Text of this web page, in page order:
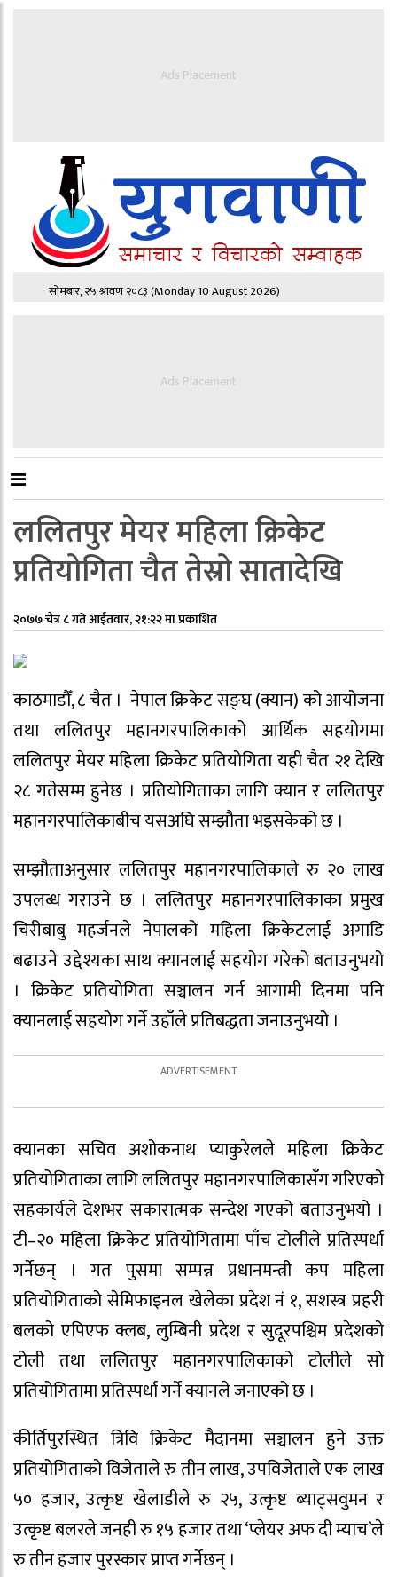
Ads Placement
सोमबार, २५ श्रावण २०८३(Monday 10 August 2026)
Ads Placement
ललितपुर मेयर महिला क्रिकेट
प्रतियोगिता चैत तेस्रो सातादेखि
२०७७ चैत्र ८ गते आईतवार, २१:२२ मा प्रकाशित
काठमाडौँ, ८ चैत । नेपाल क्रिकेट सङ्घ (क्यान) को आयोजना
तथा ललितपुर महानगरपालिकाको आर्थिक सहयोगमा
ललितपुर मेयर महिला क्रिकेट प्रतियोगिता यही चैत २१ देखि
२८ गतेसम्म हुनेछ । प्रतियोगिताका लागि क्यान र ललितपुर
महानगरपालिकाबीच यसअघि सम्झौता भइसकेको छ ।
सम्झौताअनुसार ललितपुर महानगरपालिकाले रु २० लाख
उपलब्ध गराउने छ । ललितपुर महानगरपालिकाका प्रमुख
चिरीबाबु महर्जनले नेपालको महिला क्रिकेटलाई अगाडि
बढाउने उद्देश्यका साथ क्यानलाई सहयोग गरेको बताउनुभयो
। क्रिकेट प्रतियोगिता सञ्चालन गर्न आगामी दिनमा पनि
क्यानलाई सहयोग गर्ने उहाँले प्रतिबद्धता जनाउनुभयो ।
क्यानका सचिव अशोकनाथ प्याकुरेलले महिला क्रिकेट
प्रतियोगिताका लागि ललितपुर महानगरपालिकासँग गरिएको
सहकार्यले देशभर सकारात्मक सन्देश गएको बताउनुभयो ।
टी–२० महिला क्रिकेट प्रतियोगितामा पाँच टोलीले प्रतिस्पर्धा
गर्नेछन् । गत पुसमा सम्पन्न प्रधानमन्त्री कप महिला
प्रतियोगिताको सेमिफाइनल खेलेका प्रदेश नं १, सशस्त्र प्रहरी
बलको एपिएफ क्लब, लुम्बिनी प्रदेश र सुदूरपश्चिम प्रदेशको
टोली तथा ललितपुर महानगरपालिकाको टोलीले सो
प्रतियोगितामा प्रतिस्पर्धा गर्ने क्यानले जनाएको छ ।
कीर्तिपुरस्थित त्रिवि क्रिकेट मैदानमा सञ्चालन हुने उक्त
प्रतियोगिताको विजेताले रु तीन लाख, उपविजेताले एक लाख
५० हजार, उत्कृष्ट खेलाडीले रु २५, उत्कृष्ट ब्याट्सवुमन र
उत्कृष्ट बलरले जनही रु १५ हजार तथा ‘प्लेयर अफ दी म्याच’ले
रु तीन हजार पुरस्कार प्राप्त गर्नेछन् ।